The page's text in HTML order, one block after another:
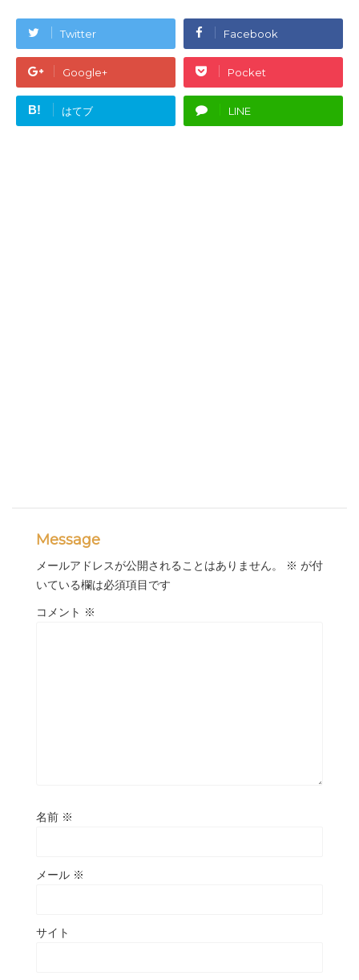
Twitter Facebook
Google+ Pocket
B! はてブ LINE
Message
メールアドレスが公開されることはありません。 ※ が付
いている欄は必須項目です
コメント ※
名前 ※
メール ※
サイト